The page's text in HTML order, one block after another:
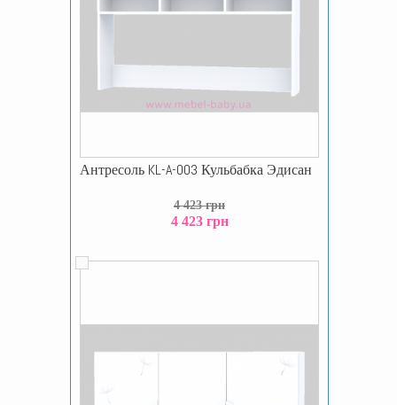
Антресоль KL-A-003 Кульбабка Эдисан
4 423 грн
4 423 грн